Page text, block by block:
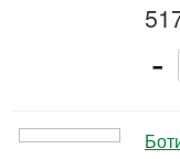
-